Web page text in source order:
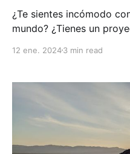
¿Te sientes incómodo
mundo? ¿Tienes un
este taller es para ti! Objetivo: Vivero de sueños es
acompañamiento para
12 ene. 20243 min read